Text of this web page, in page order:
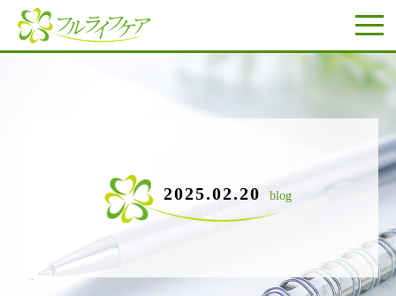
2025.02.20 blog